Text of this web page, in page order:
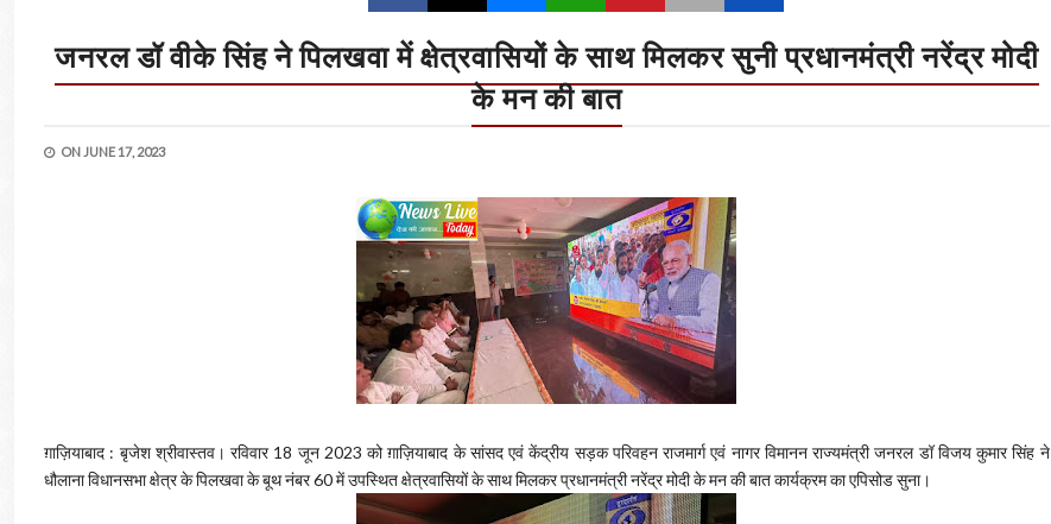
जनरल डॉ वीके सिंह ने पिलखवा में क्षेत्रवासियों के साथ मिलकर सुनी प्रधानमंत्री नरेंद्र मोदी
के मन की बात
ON JUNE 17, 2023
ग़ाज़ियाबाद : बृजेश श्रीवास्तव। रविवार 18 जून 2023 को ग़ाज़ियाबाद के सांसद एवं केंद्रीय सड़क परिवहन राजमार्ग एवं नागर विमानन राज्यमंत्री जनरल डॉ विजय कुमार सिंह ने
धौलाना विधानसभा क्षेत्र के पिलखवा के बूथ नंबर 60 में उपस्थित क्षेत्रवासियों के साथ मिलकर प्रधानमंत्री नरेंद्र मोदी के मन की बात कार्यक्रम का एपिसोड सुना।